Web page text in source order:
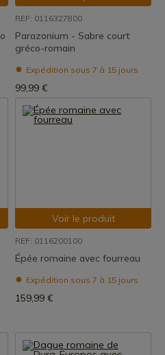
REF: 0116327800
Parazonium - Sabre court
gréco-romain
Expédition sous 7 à 15 jours
99,99 €
Voir le produit
REF: 0116200100
Épée romaine avec fourreau
Expédition sous 7 à 15 jours
159,99 €